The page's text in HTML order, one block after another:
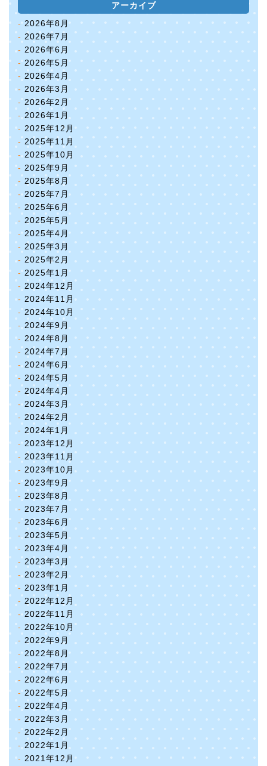
アーカイブ
2026年8月
2026年7月
2026年6月
2026年5月
2026年4月
2026年3月
2026年2月
2026年1月
2025年12月
2025年11月
2025年10月
2025年9月
2025年8月
2025年7月
2025年6月
2025年5月
2025年4月
2025年3月
2025年2月
2025年1月
2024年12月
2024年11月
2024年10月
2024年9月
2024年8月
2024年7月
2024年6月
2024年5月
2024年4月
2024年3月
2024年2月
2024年1月
2023年12月
2023年11月
2023年10月
2023年9月
2023年8月
2023年7月
2023年6月
2023年5月
2023年4月
2023年3月
2023年2月
2023年1月
2022年12月
2022年11月
2022年10月
2022年9月
2022年8月
2022年7月
2022年6月
2022年5月
2022年4月
2022年3月
2022年2月
2022年1月
2021年12月